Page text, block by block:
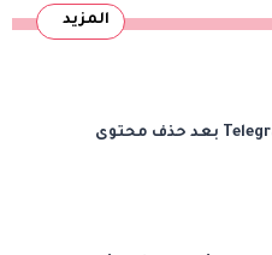
المزيد
Apple تعيد Telegram بعد حذف محتوى